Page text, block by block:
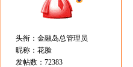
头衔：金融岛总管理员
昵称：花脸
发帖数：72383